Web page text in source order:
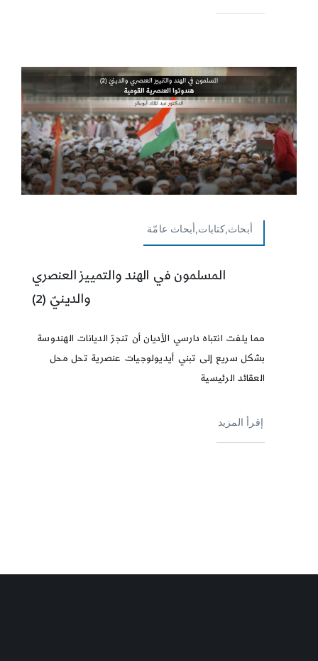
أبحاث,كتابات,أبحاث عامّة
المسلمون في الهند والتمييز العنصري
والدينيّ (2)
مما يلفت انتباه دارسي الأديان أن تنجرّ الديانات الهندوسة
بشكل سريع إلى تبني أيديولوجيات عنصرية تحل محل
العقائد الرئيسية
إقرأ المزيد